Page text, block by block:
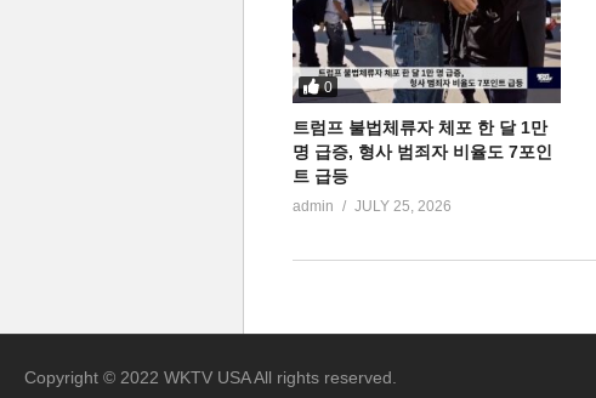
0
트럼프 불법체류자 체포 한 달 1만
명 급증, 형사 범죄자 비율도 7포인
트 급등
admin JULY 25, 2026
Copyright © 2022 WKTV USA All rights reserved.